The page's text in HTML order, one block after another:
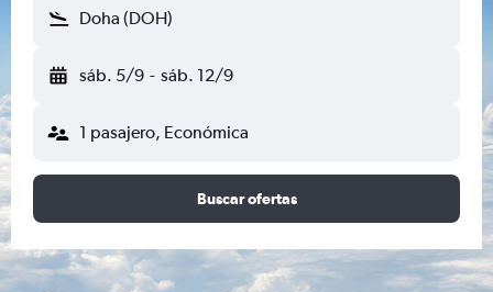
Doha (DOH)
sáb. 5/9 - sáb. 12/9
1 pasajero, Económica
Buscar ofertas